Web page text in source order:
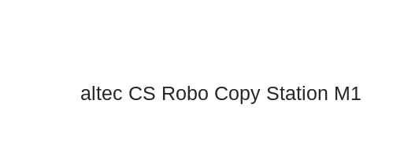
altec CS Robo Copy Station M1